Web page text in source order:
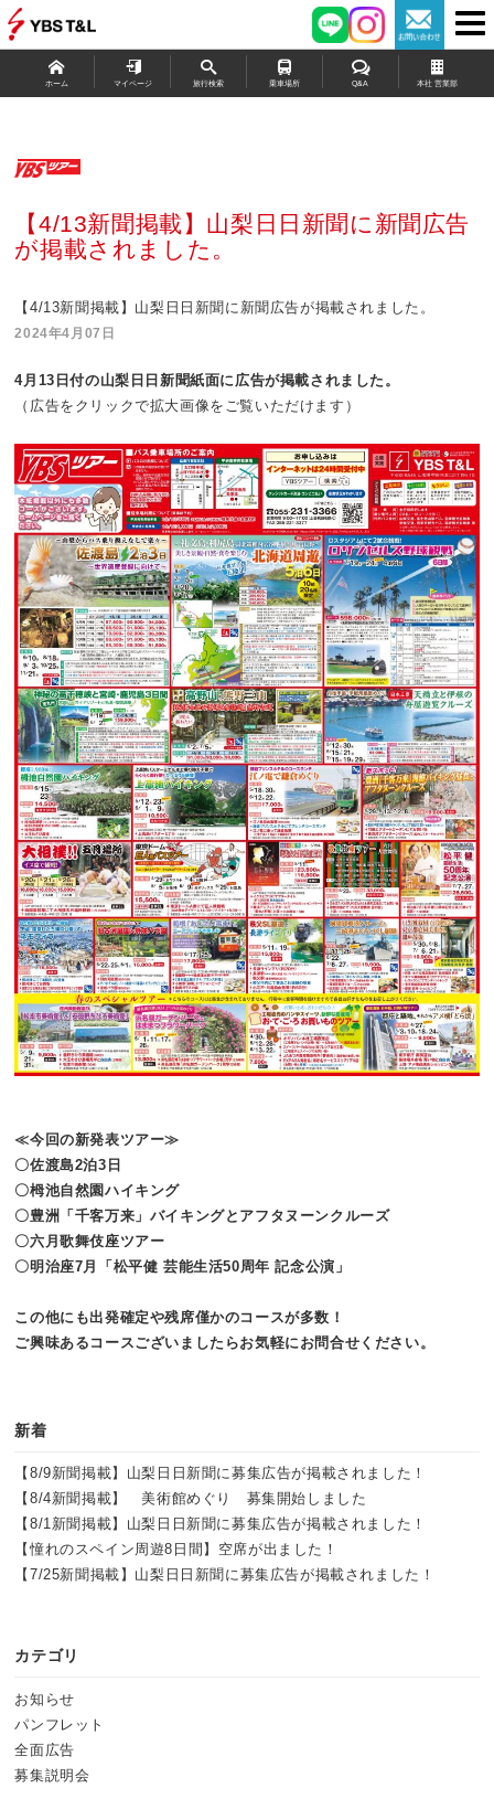
ホーム マイページ 旅行検索 乗車場所 Q&A 本社 営業部
【4/13新聞掲載】山梨日日新聞に新聞広告
が掲載されました。
【4/13新聞掲載】山梨日日新聞に新聞広告が掲載されました。
2024年4月07日
4月13 日付の山梨日日新聞紙面に広告が掲載されました。
（広告をクリックで拡大画像をご覧いただけます）
≪今回の新発表ツアー≫
〇佐渡島2泊3日
〇栂池自然園ハイキング
〇豊洲「千客万来」バイキングとアフタヌーンクルーズ
〇六月歌舞伎座ツアー
〇明治座7月「松平健 芸能生活50周年 記念公演」
この他にも出発確定や残席僅かのコースが多数！
ご興味あるコースございましたらお気軽にお問合せください。
新着
【8/9新聞掲載】山梨日日新聞に募集広告が掲載されました！
【8/4新聞掲載】 美術館めぐり 募集開始しました
【8/1新聞掲載】山梨日日新聞に募集広告が掲載されました！
【憧れのスペイン周遊8日間】空席が出ました！
【7/25新聞掲載】山梨日日新聞に募集広告が掲載されました！
カテゴリ
お知らせ
パンフレット
全面広告
募集説明会